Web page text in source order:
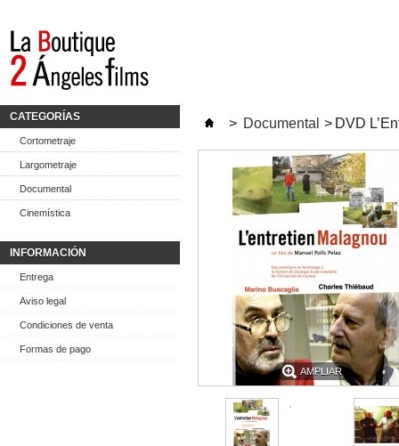
CATEGORÍAS
Cortometraje
Largometraje
Documental
Cinemística
INFORMACIÓN
Entrega
Aviso legal
Condiciones de venta
Formas de pago
> Documental > DVD
AMPLIAR